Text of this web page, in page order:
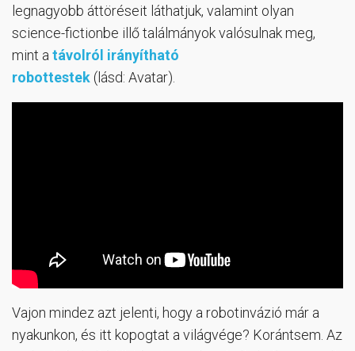
legnagyobb áttöréseit láthatjuk, valamint olyan
science-fictionbe illő találmányok valósulnak meg,
mint a távolról irányítható
robottestek (lásd: Avatar).
Vajon mindez azt jelenti, hogy a robotinvázió már a
nyakunkon, és itt kopogtat a világvége? Korántsem. Az